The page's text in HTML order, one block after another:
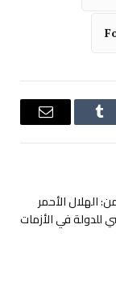
Tumblr
البريد
الهلال الأحمر
للدولة في الأزمات